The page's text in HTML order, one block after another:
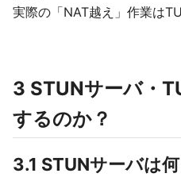
実際の「NAT越え」作業は
3 STUNサーバ・
するのか？
3.1 STUNサーバは